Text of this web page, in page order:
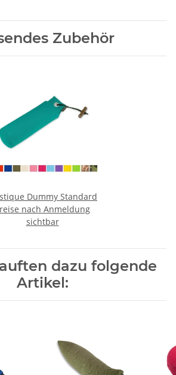
Zubehör
Dummy Standard
nach Anmeldung
sichtbar
dazu folgende
Artikel: